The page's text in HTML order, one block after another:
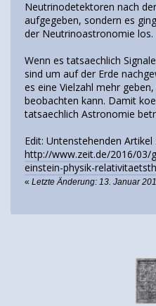
Neutrinodetektoren nach
aufgegeben, sondern es
der Neutrinoastronomie los.
Wenn es tatsaechlich
sind um auf der Erde
es eine Vielzahl mehr
beobachten kann. Damit
tatsaechlich Astronomie
Edit: Untenstehenden
http://www.zeit.de/2016/03/
einstein-physik-
« Letzte Änderung: 13. Januar